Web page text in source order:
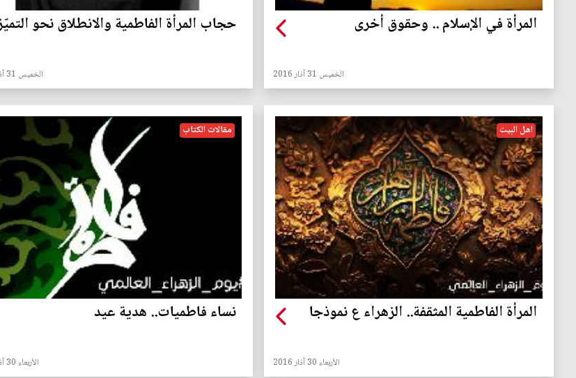
المرأة في الإسلام .. وحقوق أخرى
الخميس 31 آذار 2016
حجاب المرأة الفاطمية والانطلاق نحو
الخميس 31 آذار 2016
اهل البيت
المرأة الفاطمية المثقفة.. الزهراء ع نموذجا
الأربعاء 30 آذار 2016
مقالات الكتاب
نساء فاطميات.. هدية عيد
الأربعاء 30 آذار 2016